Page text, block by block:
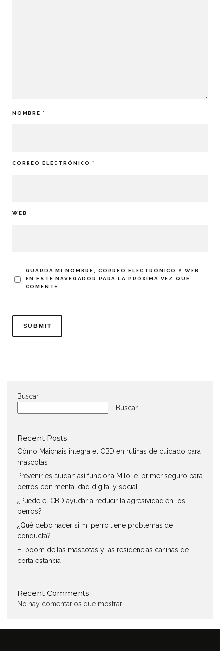
NOMBRE *
CORREO ELECTRÓNICO *
WEB
GUARDA MI NOMBRE, CORREO ELECTRÓNICO Y WEB
EN ESTE NAVEGADOR PARA LA PRÓXIMA VEZ QUE
COMENTE.
Buscar
Buscar
Recent Posts
Cómo Maionais integra el CBD en rutinas de cuidado para
mascotas
Prevenir es cuidar: así funciona Milo, el primer seguro para
perros con mentalidad digital y social
¿Puede el CBD ayudar a reducir la agresividad en los
perros?
¿Qué debo hacer si mi perro tiene problemas de
conducta?
El boom de las mascotas y las residencias caninas de
corta estancia
Recent Comments
No hay comentarios que mostrar.